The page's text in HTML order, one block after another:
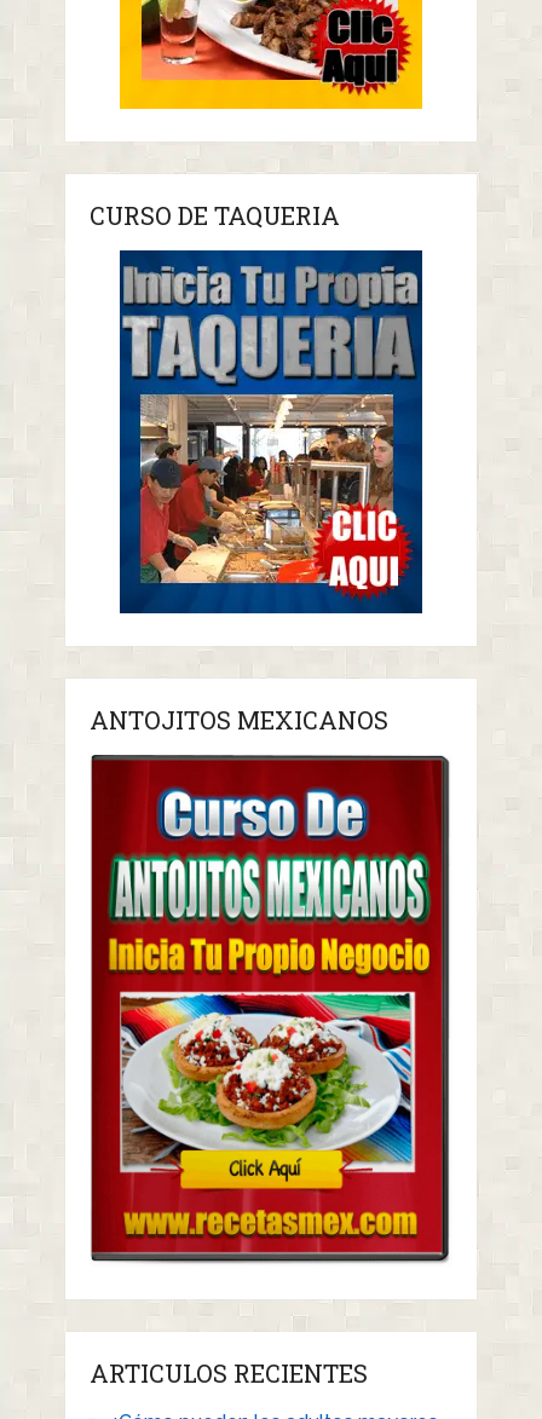
CURSO DE TAQUERIA
ANTOJITOS MEXICANOS
ARTICULOS RECIENTES